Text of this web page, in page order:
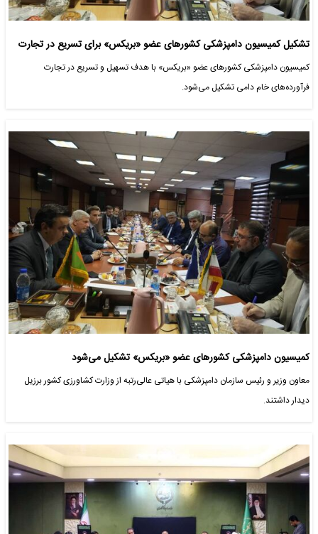
تشکیل کمیسیون دامپزشکی کشورهای عضو «بریکس» برای تسریع در تجارت
کمیسیون دامپزشکی کشورهای عضو «بریکس» با هدف تسهیل و تسریع در تجارت
فرآورده‌های خام دامی تشکیل می‌شود.
کمیسیون دامپزشکی کشورهای عضو «بریکس» تشکیل می‌شود
معاون وزیر و رئیس سازمان دامپزشکی با هیاتی عالی‌رتبه از وزارت کشاورزی کشور برزیل
دیدار داشتند.